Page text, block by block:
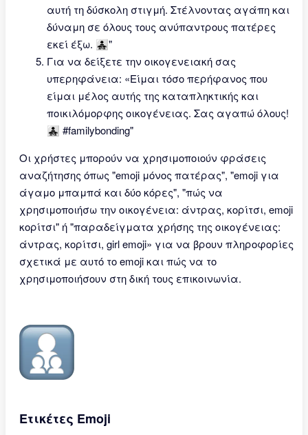
αυτή τη δύσκολη στιγμή. Στέλνοντας αγάπη και
δύναμη σε όλους τους ανύπαντρους πατέρες
εκεί έξω. 👨‍👧‍👧"
Για να δείξετε την οικογενειακή σας
υπερηφάνεια: «Είμαι τόσο περήφανος που
είμαι μέλος αυτής της καταπληκτικής και
ποικιλόμορφης οικογένειας. Σας αγαπώ όλους!
👨‍👧‍👧 #familybonding"
Οι χρήστες μπορούν να χρησιμοποιούν φράσεις
αναζήτησης όπως "emoji μόνος πατέρας", "emoji για
άγαμο μπαμπά και δύο κόρες", "πώς να
χρησιμοποιήσω την οικογένεια: άντρας, κορίτσι, emoji
κορίτσι" ή "παραδείγματα χρήσης της οικογένειας:
άντρας, κορίτσι, girl emoji» για να βρουν πληροφορίες
σχετικά με αυτό το emoji και πώς να το
χρησιμοποιήσουν στη δική τους επικοινωνία.
Ετικέτες Emoji